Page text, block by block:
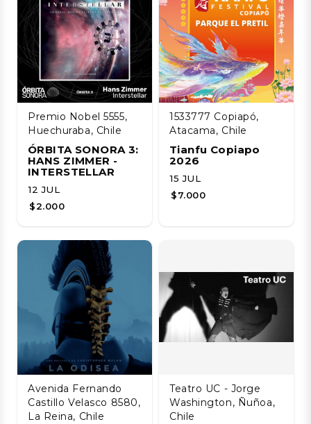
Premio Nobel 5555,
Huechuraba, Chile
ÓRBITA SONORA 3:
HANS ZIMMER -
INTERSTELLAR
12 JUL
$2.000
1533777 Copiapó,
Atacama, Chile
Tianfu Copiapo
2026
15 JUL
$7.000
Avenida Fernando
Castillo Velasco 8580,
La Reina, Chile
Teatro UC - Jorge
Washington, Ñuñoa,
Chile